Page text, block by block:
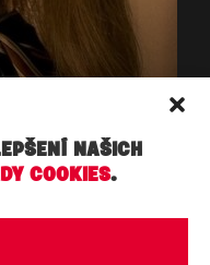
NAŠICH
COOKIES.
under ☁︎ ☁︎ ☁︎ in